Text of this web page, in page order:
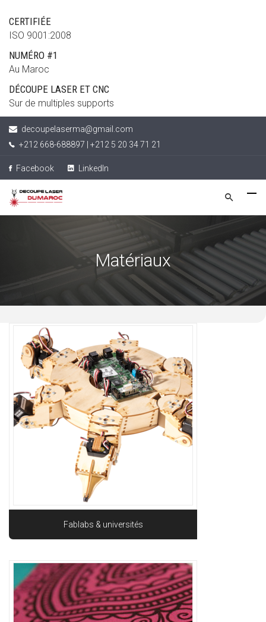
CERTIFIÉE
ISO 9001:2008
NUMÉRO #1
Au Maroc
DÉCOUPE LASER ET CNC
Sur de multiples supports
decoupelaserma@gmail.com
+212 668-688897 | +212 5 20 34 71 21
Facebook LinkedIn
Matériaux
Fablabs & universités